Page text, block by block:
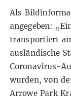
Als
angegeben:
transportiert
ausländische
Coronavirus-
wurden, von
Arrowe Park